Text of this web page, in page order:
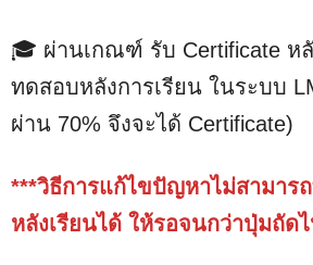
🎓 ผ่านเกณฑ์ รับ Certificate ห
ทดสอบหลังการเรียน ในระบบ
ผ่าน 70% จึงจะได้ Certificate)
***วิธีการแก้ไขปัญหาไม่สามาร
หลังเรียนได้ ให้รอจนกว่าปุ่มถัด